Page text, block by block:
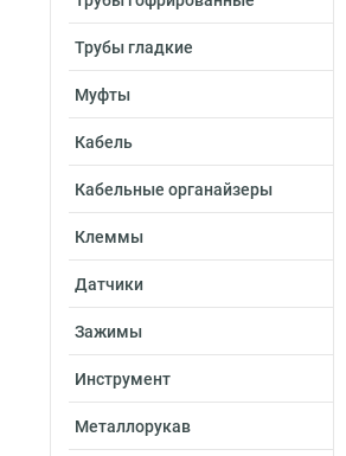
Трубы гладкие
Муфты
Кабель
Кабельные органайзеры
Клеммы
Датчики
Зажимы
Инструмент
Металлорукав